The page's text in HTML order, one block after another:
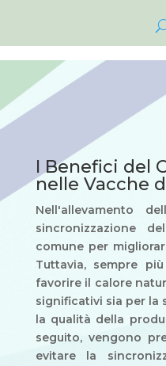
I Benefici del
nelle Vacche
Nell'allevamento
sincronizzazione
comune per
Tuttavia, sempre
favorire il calore
significativi sia per la
la qualità della
seguito, vengono
evitare la